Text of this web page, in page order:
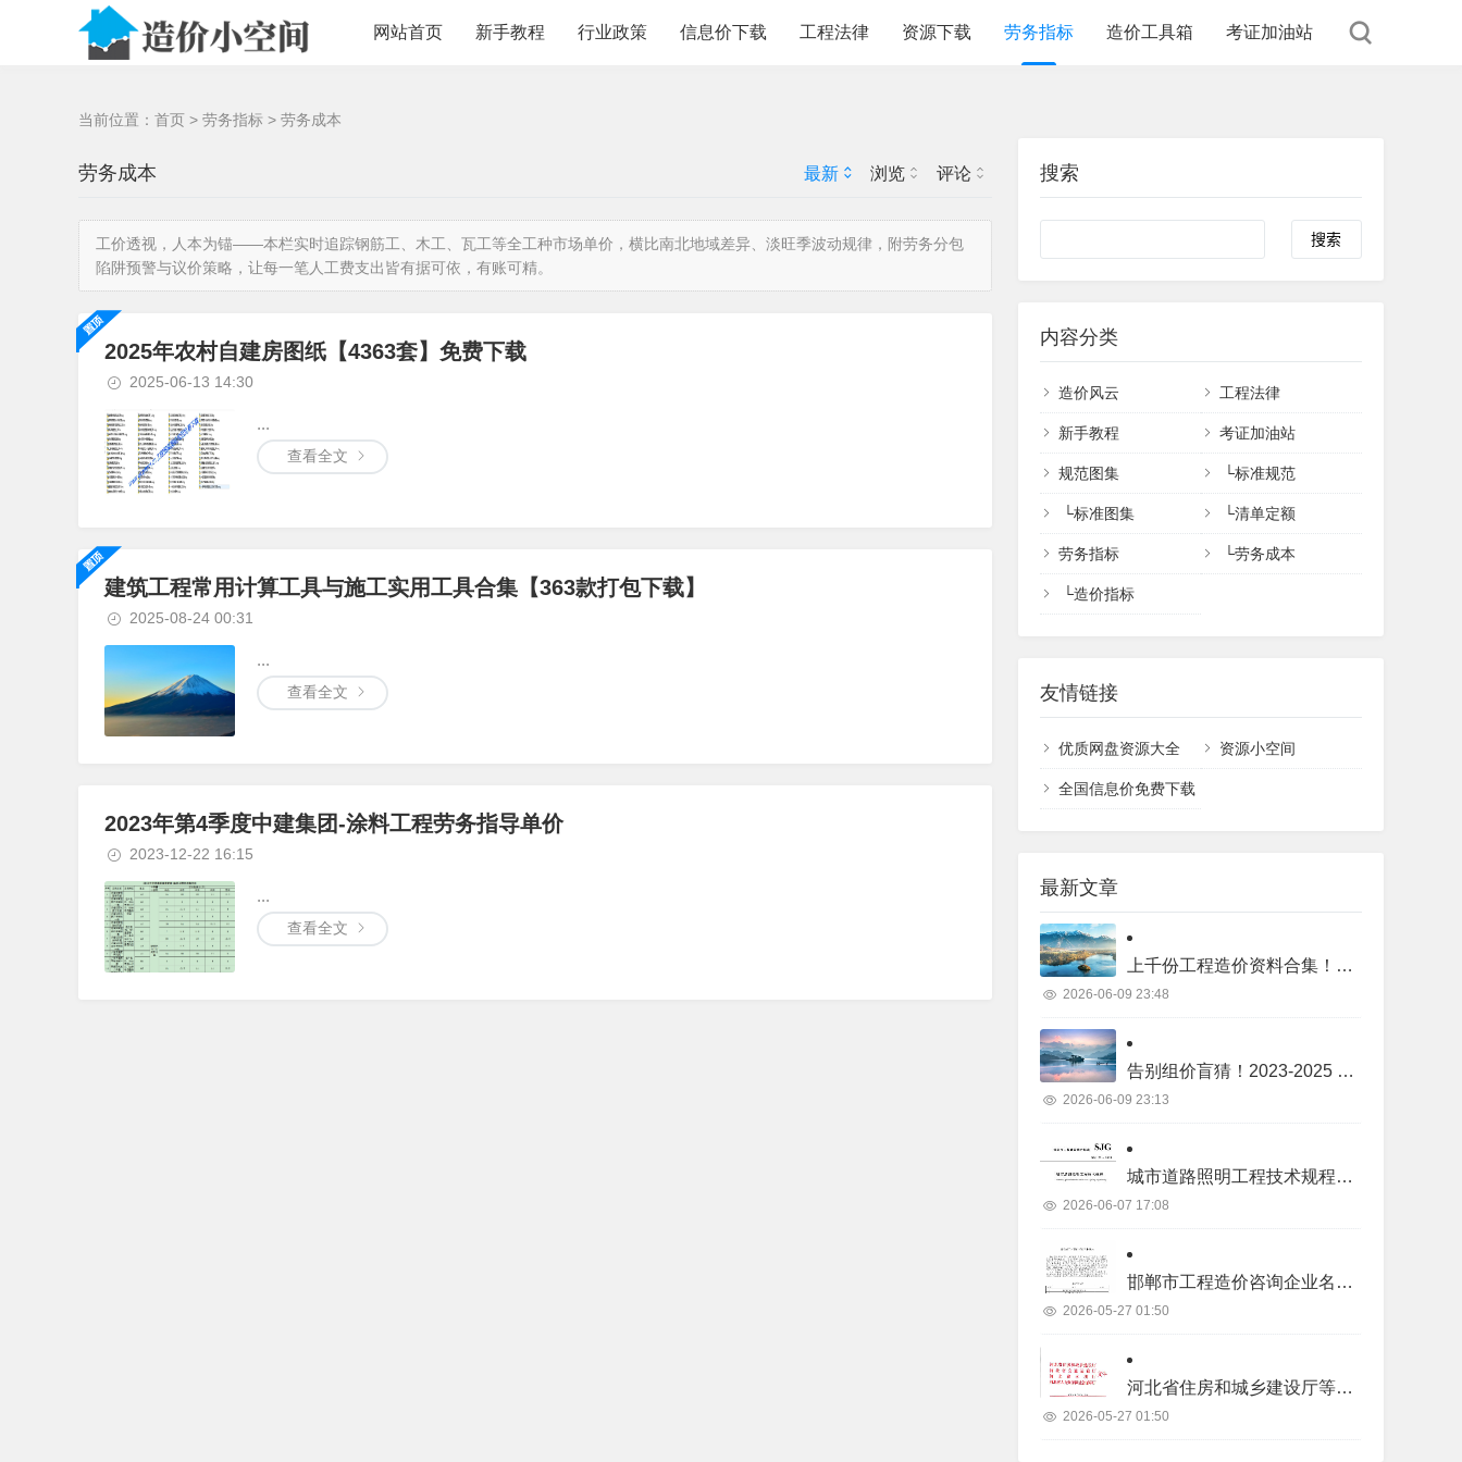
网站首页
新手教程 行业政策 信息价下载 工程法律 资源下载 劳务指标 造价工具箱 考证加油站
当前位置： 首页 > 劳务指标 > 劳务成本
劳务成本 最新 浏览 评论
工价透视，人本为锚——本栏实时追踪钢筋工、木工、瓦工等全工种市场单价，横比南北地域差异、淡旺季波动规律，附劳务分包
陷阱预警与议价策略，让每一笔人工费支出皆有据可依，有账可精。
2025年农村自建房图纸【4363套】免费下载
2025-06-13 14:30
...
查看全文
建筑工程常用计算工具与施工实用工具合集【363款打包下载】
2025-08-24 00:31
...
查看全文
2023年第4季度中建集团-涂料工程劳务指导单价
2023-12-22 16:15
...
查看全文
搜索
内容分类
造价风云 工程法律
新手教程 考证加油站
规范图集 └标准规范
└标准图集 └清单定额
劳务指标 └劳务成本
└造价指标
友情链接
优质网盘资源大全 资源小空间
全国信息价免费下载
最新文章
上千份工程造价资料合集！全专业工程价格库完整目录汇总
2026-06-09 23:48
告别组价盲猜！2023-2025 年土建 / 装饰 / 市政 / 机电 / 景观真实项目价格库
2026-06-09 23:13
城市道路照明工程技术规程SJG22-2023.pdf
2026-06-07 17:08
邯郸市工程造价咨询企业名录.pdf
2026-05-27 01:50
河北省住房和城乡建设厅等四部门关于2026年度河北省二级造价工程师职业资格考试有关事项的通知.pdf
2026-05-27 01:50